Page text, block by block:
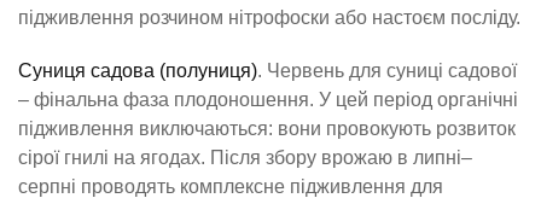
підживлення розчином нітрофоски або настоєм посліду.
Суниця садова (полуниця). Червень для суниці садової
– фінальна фаза плодоношення. У цей період органічні
підживлення виключаються: вони провокують розвиток
сірої гнилі на ягодах. Після збору врожаю в липні–
серпні проводять комплексне підживлення для